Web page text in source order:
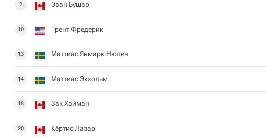
2 Эван Бушар
10 Трент Фредерик
13 Маттиас Янмарк-Нюлен
14 Маттиас Экхольм
18 Зак Хайман
20 Кёртис Лазар